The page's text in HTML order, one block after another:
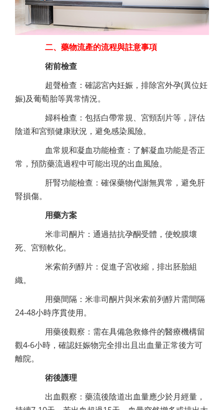
二、藥物流產的流程與註意事項
術前檢查
超聲檢查：確認宮內妊娠，排除宮外孕(異位妊
娠)及葡萄胎等異常情況。
婦科檢查：包括白帶常規、宮頸刮片等，評估
陰道和宮頸健康狀況，避免感染風險。
血常規和凝血功能檢查：了解凝血功能是否正
常，預防藥流過程中可能出現的出血風險。
肝腎功能檢查：確保藥物代謝無異常，避免肝
腎損傷。
用藥方案
米非司酮片：通過拮抗孕酮受體，使蛻膜壞
死、宮頸軟化。
米索前列醇片：促進子宮收縮，排出胚胎組
織。
用藥間隔：米非司酮片與米索前列醇片需間隔
24-48小時序貫使用。
用藥後觀察：需在具備急救條件的醫療機構留
觀4-6小時，確認妊娠物完全排出且出血量正常後方可
離院。
術後護理
出血觀察：藥流後陰道出血量應少於月經量，